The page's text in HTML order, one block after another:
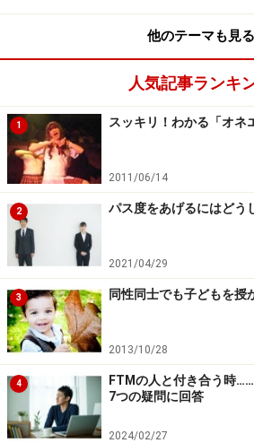
他のテーマも見る
人気記事ランキ
1 スッキリ！わかる「オネ
2011/06/14
2 パス度をあげるにはどう
2021/04/29
3 同性同士でも子どもを授
2013/10/28
4
FTMの人と付き合う時
7つの疑問に回答
2024/02/27